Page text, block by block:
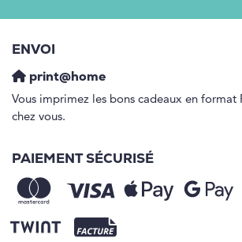
ENVOI
print@home
Vous imprimez les bons cadeaux en format
chez vous.
PAIEMENT SÉCURISÉ